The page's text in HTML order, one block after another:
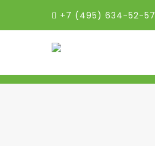
+7 (495) 634-52-57